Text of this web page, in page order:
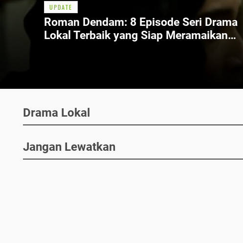
UPDATE
Roman Dendam: 8 Episode Seri Drama
Lokal Terbaik yang Siap Meramaikan
Drama Lokal
Jangan Lewatkan